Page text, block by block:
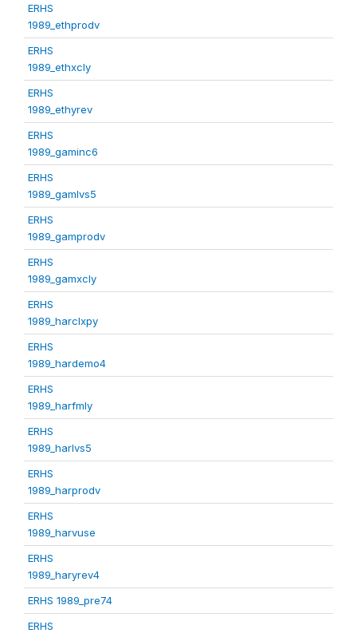
ERHS
1989_ethprodv
ERHS
1989_ethxcly
ERHS
1989_ethyrev
ERHS
1989_gaminc6
ERHS
1989_gamlvs5
ERHS
1989_gamprodv
ERHS
1989_gamxcly
ERHS
1989_harclxpy
ERHS
1989_hardemo4
ERHS
1989_harfmly
ERHS
1989_harlvs5
ERHS
1989_harprodv
ERHS
1989_harvuse
ERHS
1989_haryrev4
ERHS 1989_pre74
ERHS